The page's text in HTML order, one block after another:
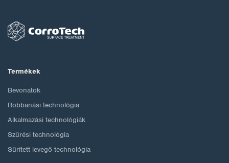
Termékek
Bevonatok
Robbanási technológia
Alkalmazási technológiák
Szűrési technológia
Sűrített levegő technológia